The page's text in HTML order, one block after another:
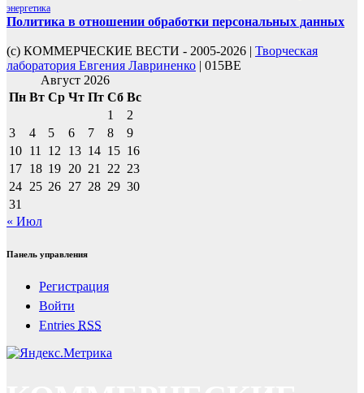
энергетика
Политика в отношении обработки персональных данных
(с) КОММЕРЧЕСКИЕ ВЕСТИ - 2005-2026 | Творческая
лаборатория Евгения Лавриненко | 015BE
Август 2026
Пн Вт Ср Чт Пт Сб Вс
1
2
3
4 5 6 7 8
9
10 11 12 13 14 15 16
17 18 19 20 21 22 23
24 25 26 27 28 29 30
31
« Июл
Панель управления
Регистрация
Войти
Entries RSS